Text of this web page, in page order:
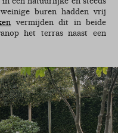
buren hadden vrij
vermijden dit in beide
het terras naast een